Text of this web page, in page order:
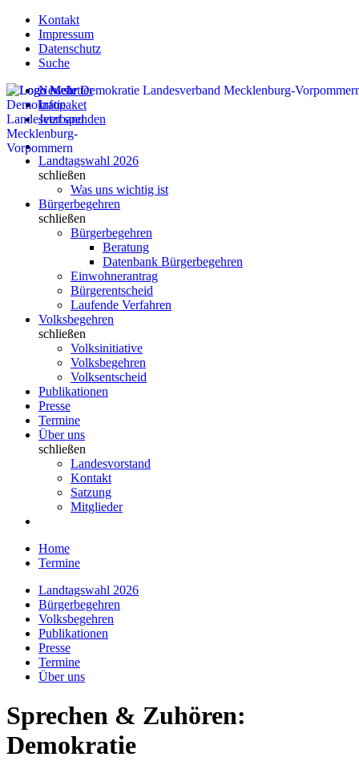
Kontakt
Impressum
Datenschutz
Suche
Newsletter
Infopaket
Jetzt spenden
Landtagswahl 2026
schließen
Was uns wichtig ist
Bürgerbegehren
schließen
Bürgerbegehren
Beratung
Datenbank Bürgerbegehren
Einwohnerantrag
Bürgerentscheid
Laufende Verfahren
Volksbegehren
schließen
Volksinitiative
Volksbegehren
Volksentscheid
Publikationen
Presse
Termine
Über uns
schließen
Landesvorstand
Kontakt
Satzung
Mitglieder
Home
Termine
Landtagswahl 2026
Bürgerbegehren
Volksbegehren
Publikationen
Presse
Termine
Über uns
Sprechen & Zuhören:
Demokratie